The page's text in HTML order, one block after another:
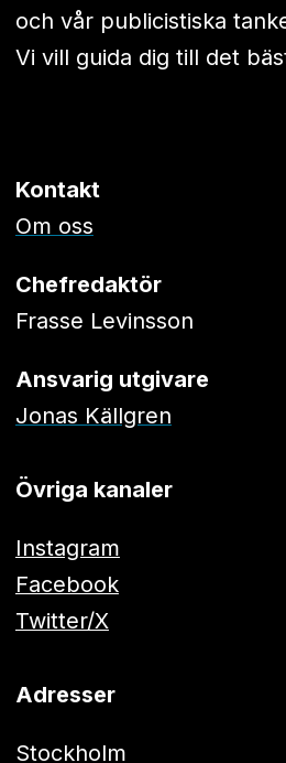
och vår publicistiska
Vi vill guida dig till det
Kontakt
Om oss
Chefredaktör
Frasse Levinsson
Ansvarig utgivare
Jonas Källgren
Övriga kanaler
Instagram
Facebook
Twitter/X
Adresser
Stockholm